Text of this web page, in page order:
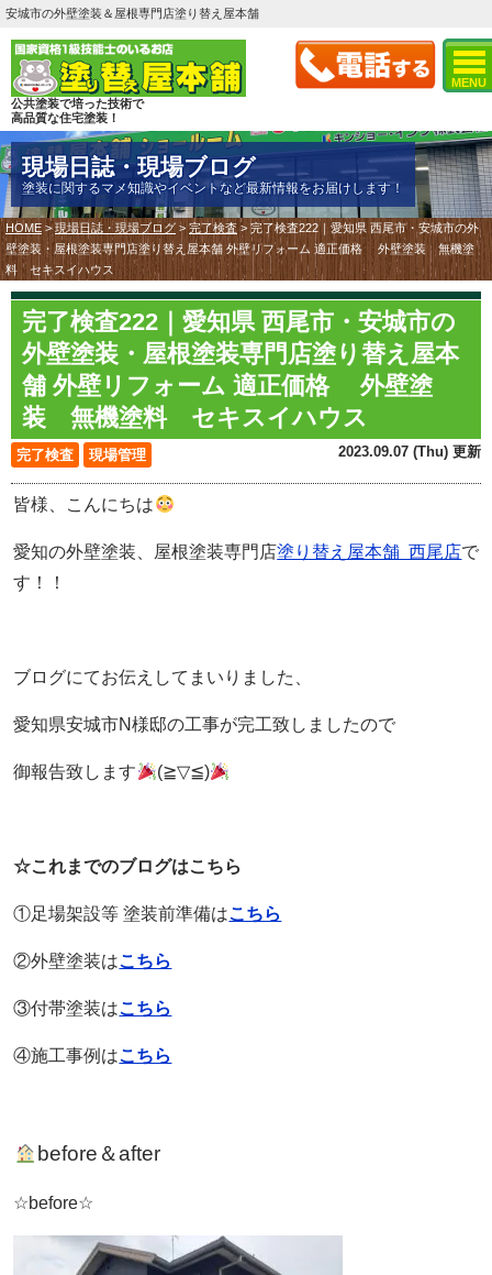
MENU
安城市の外壁塗装＆屋根専門店塗り替え屋本舗
公共塗装で培った技術で
高品質な住宅塗装！
現場日誌・現場ブログ
塗装に関するマメ知識やイベントなど最新情報をお届けします！
HOME >現場日誌・現場ブログ > 完了検査 > 完了検査222｜愛知県 西尾市・安城市の外
壁塗装・屋根塗装専門店塗り替え屋本舗 外壁リフォーム 適正価格 外壁塗装 無機塗
料 セキスイハウス
完了検査222｜愛知県 西尾市・安城市の
外壁塗装・屋根塗装専門店塗り替え屋本
舗 外壁リフォーム 適正価格 外壁塗
装 無機塗料 セキスイハウス
完了検査 現場管理 2023.09.07 (Thu) 更新
皆様、こんにちは
愛知の外壁塗装、屋根塗装専門店塗り替え屋本舗 西尾店で
す！！
ブログにてお伝えしてまいりました、
愛知県安城市N様邸の工事が完工致しましたので
御報告致します (≧▽≦)
☆これまでのブログはこちら
①足場架設等 塗装前準備はこちら
②外壁塗装はこちら
③付帯塗装はこちら
④施工事例はこちら
before＆after
☆before☆